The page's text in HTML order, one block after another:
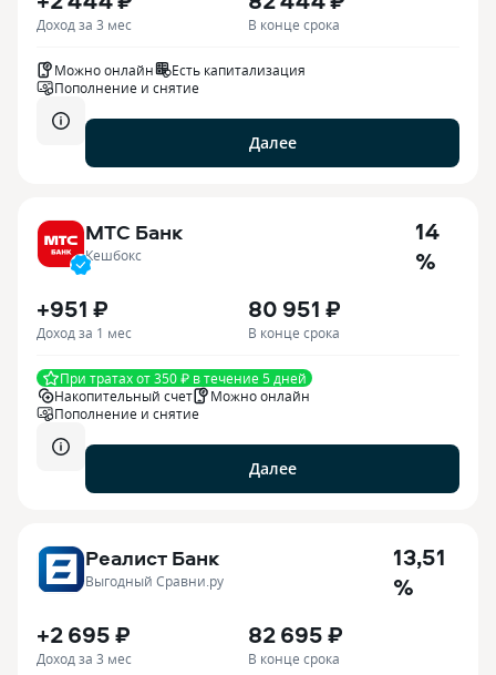
Доход за 3 мес В конце срока
Можно онлайн
Есть капитализация
Пополнение и снятие
Далее
МТС Банк
Кешбокс
14
%
+951 ₽
Доход за 1 мес
80 951 ₽
В конце срока
При тратах от 350 ₽ в течение 5 дней
Накопительный счет
Можно онлайн
Пополнение и снятие
Далее
Реалист Банк
Выгодный Сравни.ру
13,51
%
+2 695 ₽
Доход за 3 мес
82 695 ₽
В конце срока